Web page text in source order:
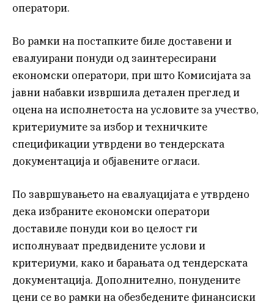
оператори.
Во рамки на постапките биле доставени и
евалуирани понуди од заинтересирани
економски оператори, при што Комисијата за
јавни набавки извршила детален преглед и
оцена на исполнетоста на условите за учество,
критериумите за избор и техничките
спецификации утврдени во тендерската
документација и објавените огласи.
По завршувањето на евалуацијата е утврдено
дека избраните економски оператори
доставиле понуди кои во целост ги
исполнуваат предвидените услови и
критериуми, како и барањата од тендерската
документација. Дополнително, понудените
цени се во рамки на обезбедените финансиски